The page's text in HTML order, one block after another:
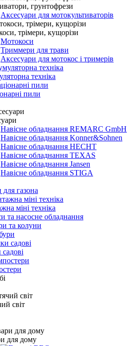
грунтофрези
Аксесуари для мотокультиваторів
трімери, кущорізи
Мотокоси
Триммери для трави
Аксесуари для мотокос і тримерів
техніка
пили
Навісне обладнання REMARC GmbH
Навісне обладнання Konner&Sohnen
Навісне обладнання HECHT
Навісне обладнання TEXAS
Навісне обладнання Jansen
Навісне обладнання STIGA
для газона
міні техніка
та насосне обладнання
та колуни
світ
для дому